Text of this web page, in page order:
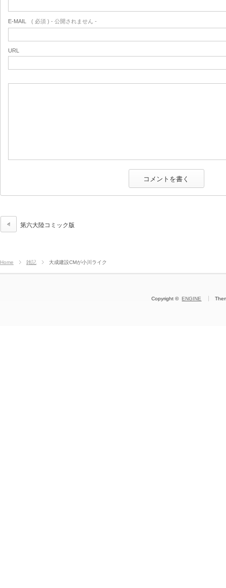
E-MAIL ( 必須 ) - 公開されません -
URL
第六大陸コミック版
Home 雑記 大成建設CMが小川ライク
Copyright ©ENGINE